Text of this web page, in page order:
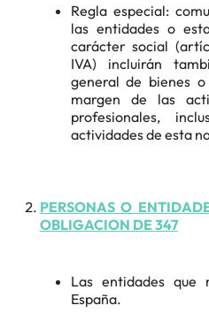
Regla especial:
las entidades o
carácter social
IVA) incluirán
general de bienes
margen de las
profesionales,
actividades de esta
PERSONAS O
OBLIGACION DE 347
Las entidades que
España.